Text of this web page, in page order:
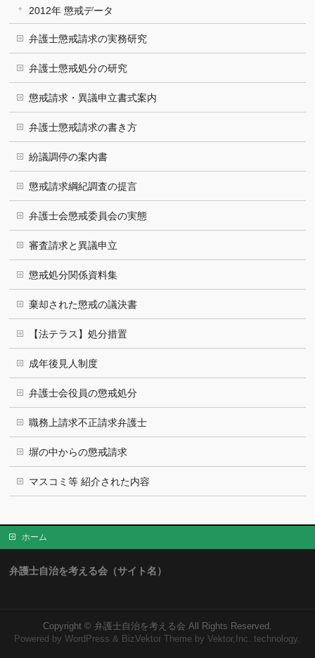
2012年 懲戒データ
弁護士懲戒請求の実務研究
弁護士懲戒処分の研究
懲戒請求・異議申立書式案内
弁護士懲戒請求の書き方
紛議調停の案内書
懲戒請求綱紀調査の提言
弁護士会懲戒委員会の実態
審査請求と異議申立
懲戒処分関係資料集
棄却された懲戒の議決書
【法テラス】処分措置
成年後見人制度
弁護士会役員の懲戒処分
職務上請求不正請求弁護士
塀の中からの懲戒請求
マスコミ等 紹介された内容
ホーム
弁護士自治を考える会（サイト名）
Copyright © 弁護士自治を考える会 All Rights Reserved.
Powered byWordPress & BizVektor Theme by Vektor,Inc. technology.